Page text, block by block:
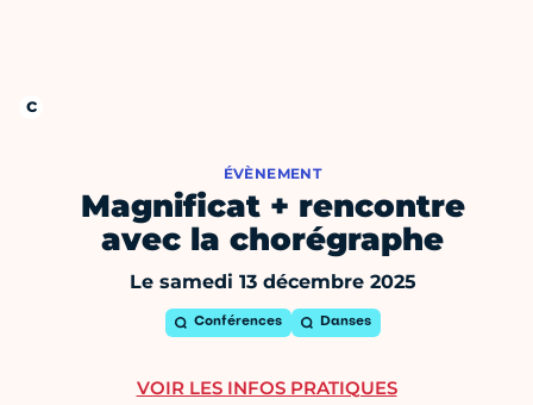
ÉVÈNEMENT
Magnificat + rencontre
avec la chorégraphe
Le samedi 13 décembre 2025
Conférences Danses
VOIR LES INFOS PRATIQUES